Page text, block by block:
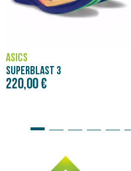
ASICS
SUPERBLAST 3
220,00 €